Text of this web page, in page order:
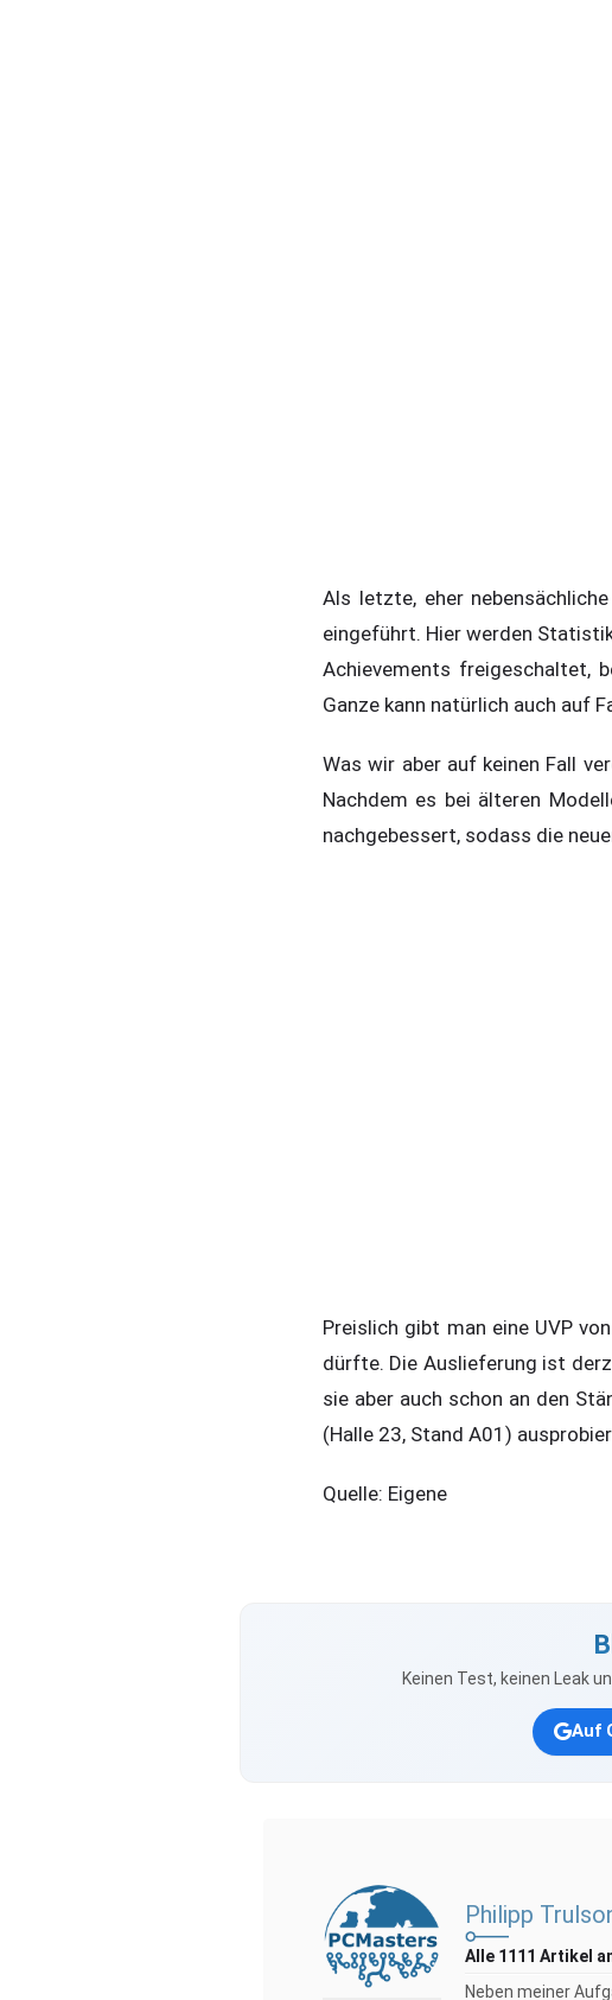
Als letzte, eher
eingeführt. Hier werden
Achievements freigeschaltet,
Ganze kann natürlich auch auf
Was wir aber auf keinen Fall
Nachdem es bei älteren
nachgebessert, sodass die
Preislich gibt man eine UVP von
dürfte. Die Auslieferung ist
sie aber auch schon an den
(Halle 23, Stand A01)
Quelle: Eigene
Keinen Test, keinen Leak
Auf
Philipp
Alle 1111 Artikel
Neben meiner